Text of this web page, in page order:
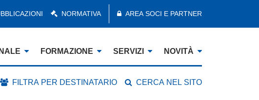
NORMATIVA AREA SOCI E PARTNER
FORMAZIONE SERVIZI NOVITÀ
FILTRA PER DESTINATARIO CERCA NEL SITO